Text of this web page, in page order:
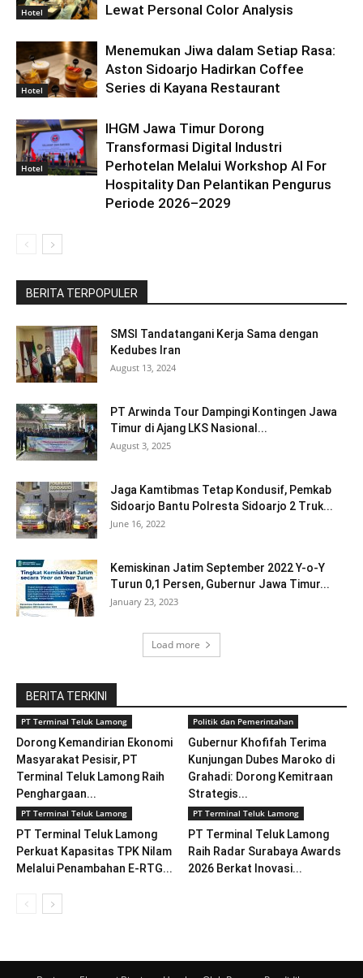
Hotel
Lewat Personal Color Analysis
Hotel
Menemukan Jiwa dalam Setiap Rasa:
Aston Sidoarjo Hadirkan Coffee
Series di Kayana Restaurant
Hotel
IHGM Jawa Timur Dorong
Transformasi Digital Industri
Perhotelan Melalui Workshop AI For
Hospitality Dan Pelantikan Pengurus
Periode 2026–2029
BERITA TERPOPULER
SMSI Tandatangani Kerja Sama dengan
Kedubes Iran
August 13, 2024
PT Arwinda Tour Dampingi Kontingen Jawa
Timur di Ajang LKS Nasional...
August 3, 2025
Jaga Kamtibmas Tetap Kondusif, Pemkab
Sidoarjo Bantu Polresta Sidoarjo 2 Truk...
June 16, 2022
Kemiskinan Jatim September 2022 Y-o-Y
Turun 0,1 Persen, Gubernur Jawa Timur...
January 23, 2023
Load more
BERITA TERKINI
PT Terminal Teluk Lamong
Dorong Kemandirian Ekonomi
Masyarakat Pesisir, PT
Terminal Teluk Lamong Raih
Penghargaan...
Politik dan Pemerintahan
Gubernur Khofifah Terima
Kunjungan Dubes Maroko di
Grahadi: Dorong Kemitraan
Strategis...
PT Terminal Teluk Lamong
PT Terminal Teluk Lamong
Perkuat Kapasitas TPK Nilam
Melalui Penambahan E-RTG...
PT Terminal Teluk Lamong
PT Terminal Teluk Lamong
Raih Radar Surabaya Awards
2026 Berkat Inovasi...